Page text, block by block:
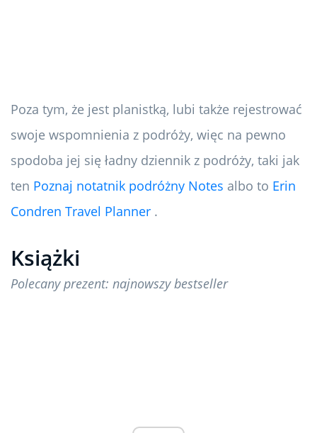
Poza tym, że jest planistką, lubi także rejestrować
swoje wspomnienia z podróży, więc na pewno
spodoba jej się ładny dziennik z podróży, taki jak
ten Poznaj notatnik podróżny Notes albo to Erin
Condren Travel Planner .
Książki
Polecany prezent: najnowszy bestseller